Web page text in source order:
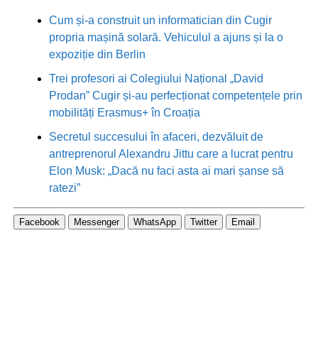
Cum și-a construit un informatician din Cugir
propria mașină solară. Vehiculul a ajuns și la o
expoziție din Berlin
Trei profesori ai Colegiului Național „David
Prodan” Cugir și-au perfecționat competențele prin
mobilități Erasmus+ în Croația
Secretul succesului în afaceri, dezvăluit de
antreprenorul Alexandru Jittu care a lucrat pentru
Elon Musk: „Dacă nu faci asta ai mari șanse să
ratezi”
Facebook Messenger WhatsApp Twitter Email